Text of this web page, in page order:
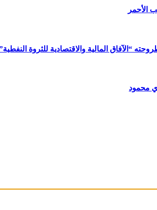
الأحمر
“الآفاق المالية والاقتصادية للثروة
محمود